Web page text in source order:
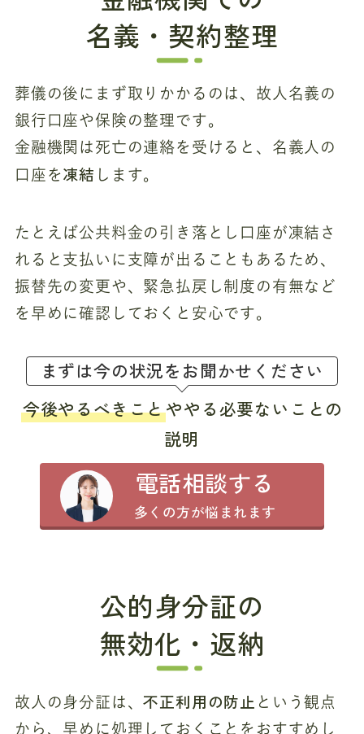
名義・契約整理
葬儀の後にまず取りかかるのは、故人名義の
銀行口座や保険の整理です。
金融機関は死亡の連絡を受けると、名義人の
口座を凍結 します。
たとえば公共料金の引き落とし口座が凍結さ
れると支払いに支障が出ることもあるため、
振替先の変更や、緊急払戻し制度の有無など
を早めに確認しておくと安心です。
まずは今の状況をお聞かせください
今後やるべきことややる必要ないことの
説明
電話相談する
多くの方が悩まれます
公的身分証の
無効化・返納
故人の身分証は、不正利用の防止 という観点
から、早めに処理しておくことをおすすめし